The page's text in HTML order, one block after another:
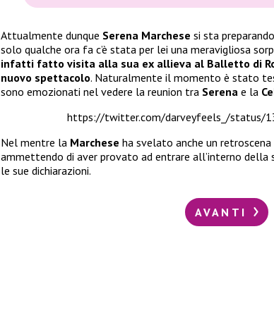
Attualmente dunque Serena Marchese si sta
solo qualche ora fa c’è stata per lei una meravigliosa
infatti fatto visita alla sua ex allieva al Balletto di
nuovo spettacolo. Naturalmente il momento è stato
sono emozionati nel vedere la reunion tra Serena e la
https://twitter.com/darveyfeels_/status/
Nel mentre la Marchese ha svelato anche un
ammettendo di aver provato ad entrare all’interno della
le sue dichiarazioni.
AVANTI